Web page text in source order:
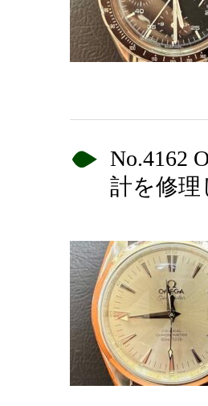
No.4162
計を修理